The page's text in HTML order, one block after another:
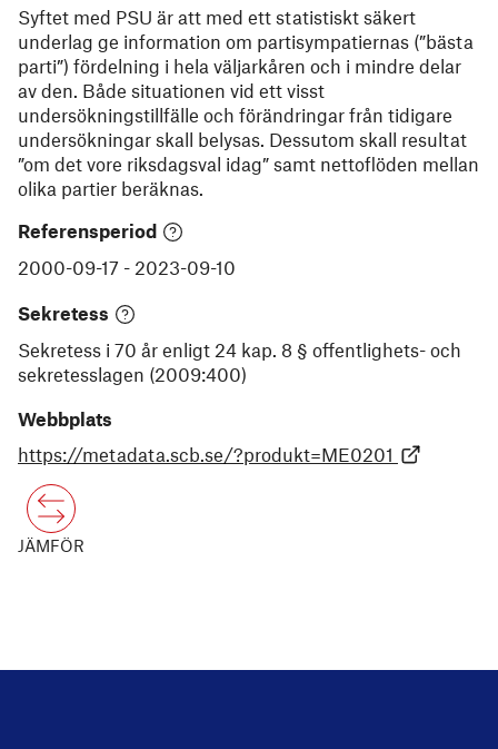
Syftet med PSU är att med ett statistiskt säkert
underlag ge information om partisympatiernas (”bästa
parti”) fördelning i hela väljarkåren och i mindre delar
av den. Både situationen vid ett visst
undersökningstillfälle och förändringar från tidigare
undersökningar skall belysas. Dessutom skall resultat
”om det vore riksdagsval idag” samt nettoflöden mellan
olika partier beräknas.
Referensperiod
2000-09-17 - 2023-09-10
Sekretess
Sekretess i 70 år enligt 24 kap. 8 § offentlighets- och
sekretesslagen (2009:400)
Webbplats
https://metadata.scb.se/?produkt=ME0201
JÄMFÖR